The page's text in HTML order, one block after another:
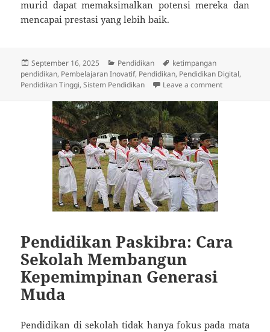
murid dapat memaksimalkan potensi mereka dan
mencapai prestasi yang lebih baik.
Posted
on
September 16, 2025 Categories
Pendidikan Tags
ketimpangan
pendidikan, Pembelajaran Inovatif, Pendidikan, Pendidikan Digital,
Pendidikan Tinggi,Sistem Pendidikan Leave a commenton Rahasia
Pendidikan Paskibra: Cara
Sekolah Membangun
Kepemimpinan Generasi
Muda
Pendidikan di sekolah tidak hanya fokus pada mata